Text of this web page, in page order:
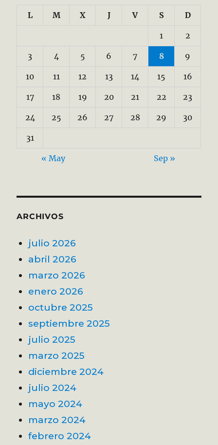
L M X J V S D
1 2
3 4 5 6 7 8 9
10 11 12 13 14 15 16
17 18 19 20 21 22 23
24 25 26 27 28 29 30
31
« May Sep »
ARCHIVOS
julio 2026
abril 2026
marzo 2026
enero 2026
octubre 2025
septiembre 2025
julio 2025
marzo 2025
diciembre 2024
julio 2024
mayo 2024
marzo 2024
febrero 2024